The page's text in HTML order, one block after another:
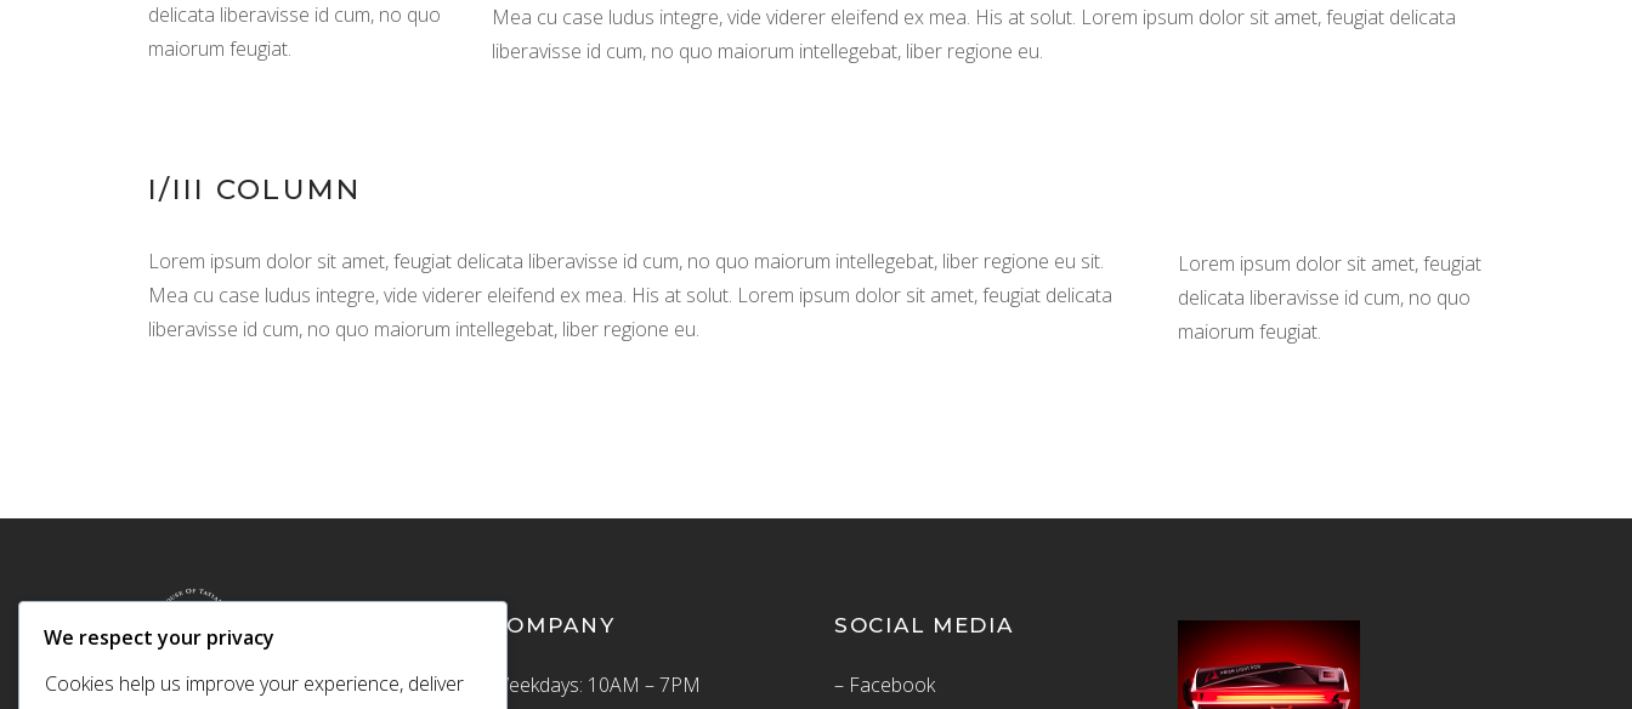
delicata liberavisse id cum, no quo
maiorum feugiat.
Mea cu case ludus integre, vide viderer eleifend ex mea. His at solut. Lorem ipsum dolor sit amet, feugiat delicata
liberavisse id cum, no quo maiorum intellegebat, liber regione eu.
I/III COLUMN
Lorem ipsum dolor sit amet, feugiat delicata liberavisse id cum, no quo maiorum intellegebat, liber regione eu sit.
Mea cu case ludus integre, vide viderer eleifend ex mea. His at solut. Lorem ipsum dolor sit amet, feugiat delicata
liberavisse id cum, no quo maiorum intellegebat, liber regione eu.
Lorem ipsum dolor sit amet, feugiat
delicata liberavisse id cum, no quo
maiorum feugiat.
COMPANY
Weekdays: 10AM – 7PM
SOCIAL MEDIA
– Facebook
We respect your privacy
Cookies help us improve your experience, deliver